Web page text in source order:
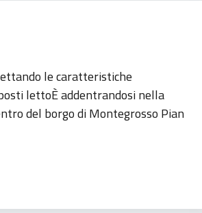
le caratteristiche
lettoÈ addentrandosi nella
del borgo di Montegrosso Pian